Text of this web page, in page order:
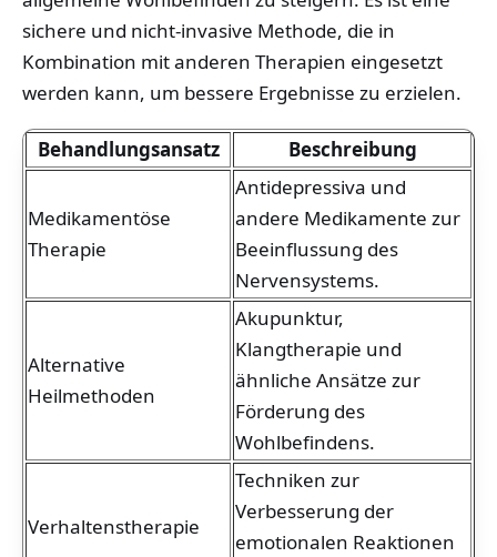
sichere und nicht-invasive Methode, die in
Kombination mit anderen Therapien eingesetzt
werden kann, um bessere Ergebnisse zu erzielen.
Behandlungsansatz Beschreibung
Medikamentöse
Therapie
Antidepressiva und
andere Medikamente zur
Beeinflussung des
Nervensystems.
Alternative
Heilmethoden
Akupunktur,
Klangtherapie und
ähnliche Ansätze zur
Förderung des
Wohlbefindens.
Verhaltenstherapie
Techniken zur
Verbesserung der
emotionalen Reaktionen